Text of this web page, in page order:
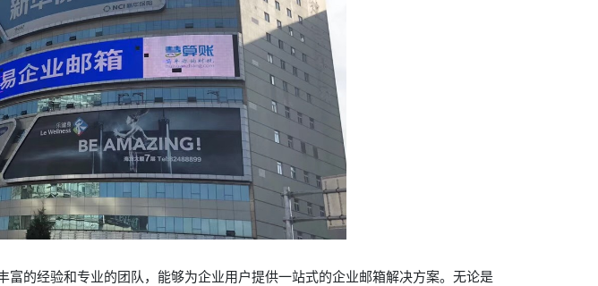
的经验和专业的团队，能够为企业用户提供一站式的企业邮箱解决方案。无论是